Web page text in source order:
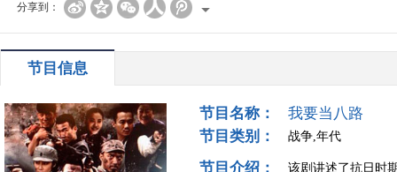
分享到：
节目信息
节目名称：
我要当八路
节目类别：
战争,年代
节目介绍： 该剧讲述了抗日时